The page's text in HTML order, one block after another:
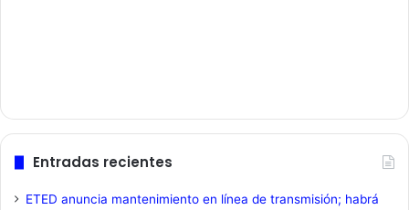
Entradas recientes
ETED anuncia mantenimiento en línea de transmisión; habrá